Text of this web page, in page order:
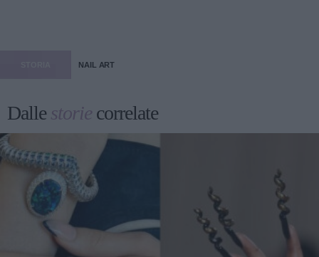
NAIL ART
Dallestorie correlate